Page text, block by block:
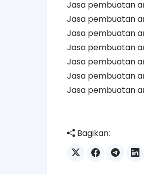
Jasa pembuatan
Jasa pembuatan
Jasa pembuatan
Jasa pembuatan
Jasa pembuatan
Jasa pembuatan
Jasa pembuatan
Bagikan: